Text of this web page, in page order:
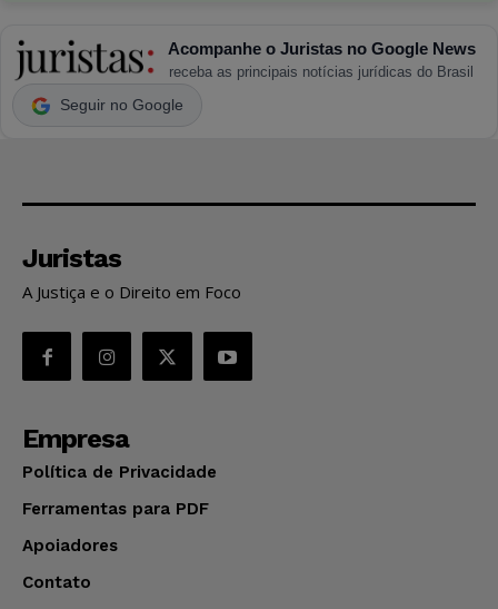
Acompanhe o Juristas no Google News
receba as principais notícias jurídicas do Brasil
Seguir no Google
Juristas
A Justiça e o Direito em Foco
Empresa
Política de Privacidade
Ferramentas para PDF
Apoiadores
Contato